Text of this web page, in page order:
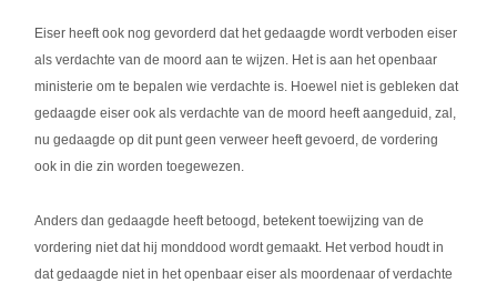
Eiser heeft ook nog gevorderd dat het gedaagde wordt verboden eiser
als verdachte van de moord aan te wijzen. Het is aan het openbaar
ministerie om te bepalen wie verdachte is. Hoewel niet is gebleken dat
gedaagde eiser ook als verdachte van de moord heeft aangeduid, zal,
nu gedaagde op dit punt geen verweer heeft gevoerd, de vordering
ook in die zin worden toegewezen.
Anders dan gedaagde heeft betoogd, betekent toewijzing van de
vordering niet dat hij monddood wordt gemaakt. Het verbod houdt in
dat gedaagde niet in het openbaar eiser als moordenaar of verdachte